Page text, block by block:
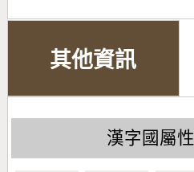
其他資訊
漢字國屬性